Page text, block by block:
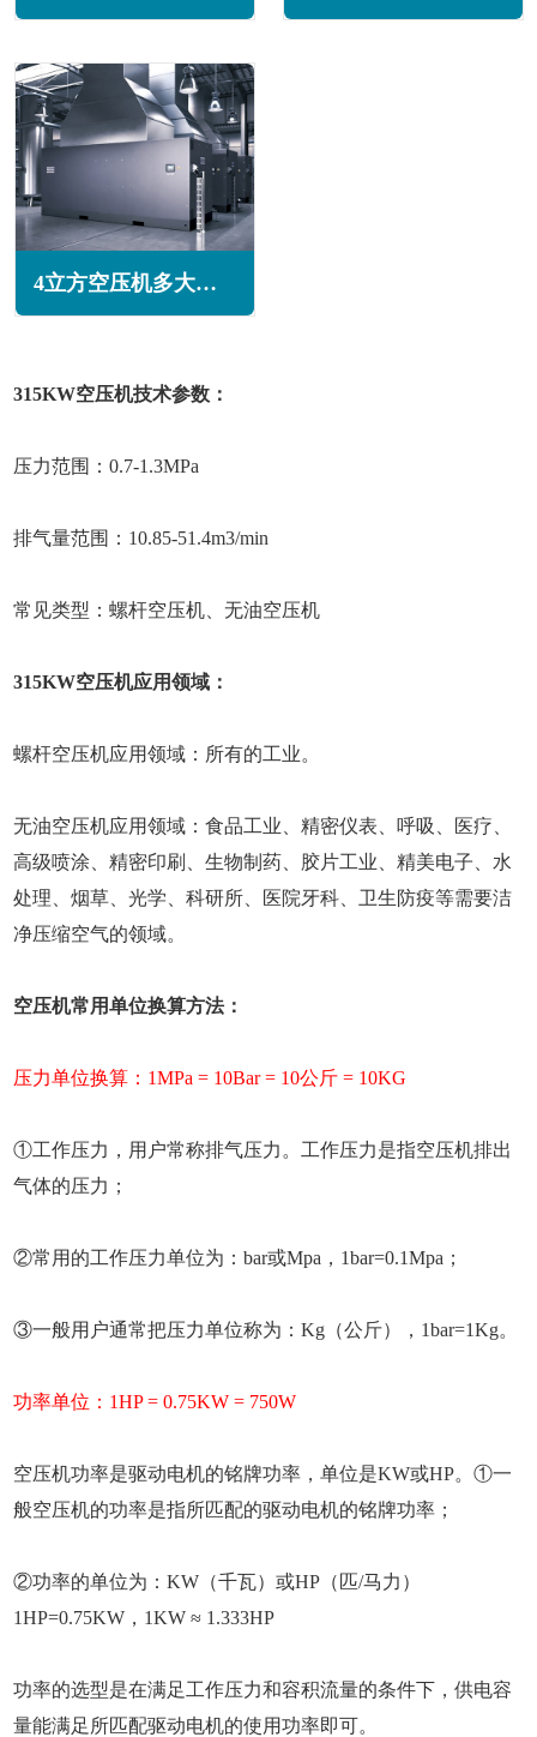
4立方空压机多大功率(4立方空压机多少公斤压力)
315KW空压机技术参数：
压力范围：0.7-1.3MPa
排气量范围：10.85-51.4m3/min
常见类型：螺杆空压机、无油空压机
315KW空压机应用领域：
螺杆空压机应用领域：所有的工业。
无油空压机应用领域：食品工业、精密仪表、呼吸、医疗、
高级喷涂、精密印刷、生物制药、胶片工业、精美电子、水
处理、烟草、光学、科研所、医院牙科、卫生防疫等需要洁
净压缩空气的领域。
空压机常用单位换算方法：
压力单位换算：1MPa = 10Bar = 10公斤 = 10KG
①工作压力，用户常称排气压力。工作压力是指空压机排出
气体的压力；
②常用的工作压力单位为：bar或Mpa，1bar=0.1Mpa；
③一般用户通常把压力单位称为：Kg（公斤），1bar=1Kg。
功率单位：1HP = 0.75KW = 750W
空压机功率是驱动电机的铭牌功率，单位是KW或HP。①一
般空压机的功率是指所匹配的驱动电机的铭牌功率；
②功率的单位为：KW（千瓦）或HP（匹/马力）
1HP=0.75KW，1KW ≈ 1.333HP
功率的选型是在满足工作压力和容积流量的条件下，供电容
量能满足所匹配驱动电机的使用功率即可。